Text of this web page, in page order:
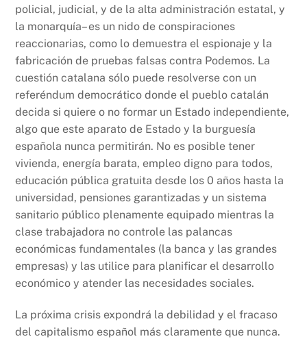
policial, judicial, y de la alta administración estatal, y
la monarquía– es un nido de conspiraciones
reaccionarias, como lo demuestra el espionaje y la
fabricación de pruebas falsas contra Podemos. La
cuestión catalana sólo puede resolverse con un
referéndum democrático donde el pueblo catalán
decida si quiere o no formar un Estado independiente,
algo que este aparato de Estado y la burguesía
española nunca permitirán. No es posible tener
vivienda, energía barata, empleo digno para todos,
educación pública gratuita desde los 0 años hasta la
universidad, pensiones garantizadas y un sistema
sanitario público plenamente equipado mientras la
clase trabajadora no controle las palancas
económicas fundamentales (la banca y las grandes
empresas) y las utilice para planificar el desarrollo
económico y atender las necesidades sociales.
La próxima crisis expondrá la debilidad y el fracaso
del capitalismo español más claramente que nunca.